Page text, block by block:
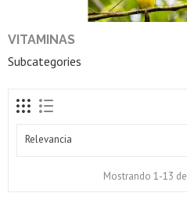
VITAMINAS
Subcategories
Relevancia
Mostrando 1-13